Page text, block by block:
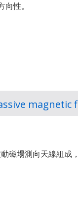
性。
magnetic
磁場測向天線組成